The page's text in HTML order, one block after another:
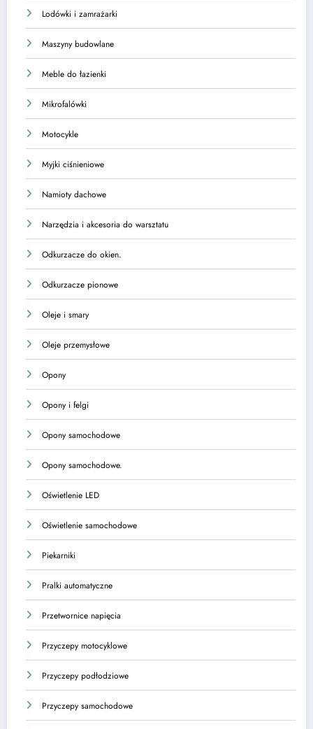
Lodówki i zamrażarki
Maszyny budowlane
Meble do łazienki
Mikrofalówki
Motocykle
Myjki ciśnieniowe
Namioty dachowe
Narzędzia i akcesoria do warsztatu
Odkurzacze do okien.
Odkurzacze pionowe
Oleje i smary
Oleje przemysłowe
Opony
Opony i felgi
Opony samochodowe
Opony samochodowe.
Oświetlenie LED
Oświetlenie samochodowe
Piekarniki
Pralki automatyczne
Przetwornice napięcia
Przyczepy motocyklowe
Przyczepy podłodziowe
Przyczepy samochodowe